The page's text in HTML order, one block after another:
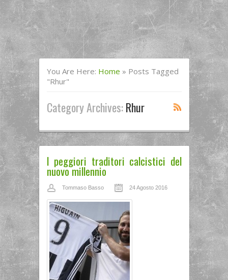
You Are Here: Home » Posts Tagged
"Rhur"
Category Archives:Rhur
I peggiori traditori calcistici del
nuovo millennio
Tommaso Basso 24 Agosto 2016